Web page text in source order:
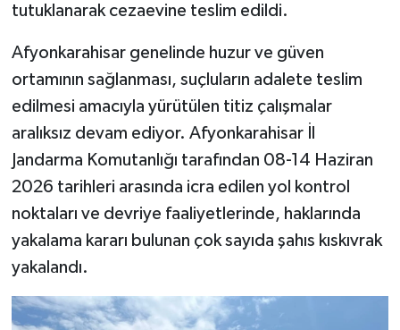
tutuklanarak cezaevine teslim edildi.
Afyonkarahisar genelinde huzur ve güven
ortamının sağlanması, suçluların adalete teslim
edilmesi amacıyla yürütülen titiz çalışmalar
aralıksız devam ediyor. Afyonkarahisar İl
Jandarma Komutanlığı tarafından 08-14 Haziran
2026 tarihleri arasında icra edilen yol kontrol
noktaları ve devriye faaliyetlerinde, haklarında
yakalama kararı bulunan çok sayıda şahıs kıskıvrak
yakalandı.